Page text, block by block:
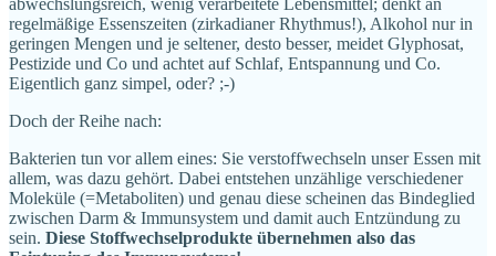
regelmäßige Essenszeiten (zirkadianer Rhythmus!), Alkohol nur in
geringen Mengen und je seltener, desto besser, meidet Glyphosat,
Pestizide und Co und achtet auf Schlaf, Entspannung und Co.
Eigentlich ganz simpel, oder? ;-)
Doch der Reihe nach:
Bakterien tun vor allem eines: Sie verstoffwechseln unser Essen mit
allem, was dazu gehört. Dabei entstehen unzählige verschiedener
Moleküle (=Metaboliten) und genau diese scheinen das Bindeglied
zwischen Darm & Immunsystem und damit auch Entzündung zu
sein. Diese Stoffwechselprodukte übernehmen also das